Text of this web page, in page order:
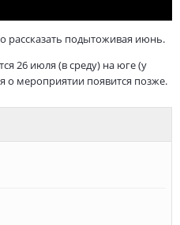
рассказать подытоживая июнь.
26 июля (в среду) на юге (у
о мероприятии появится позже.